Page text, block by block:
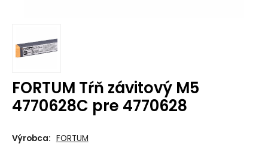
FORTUM Tŕň závitový M5
4770628C pre 4770628
Výrobca: FORTUM